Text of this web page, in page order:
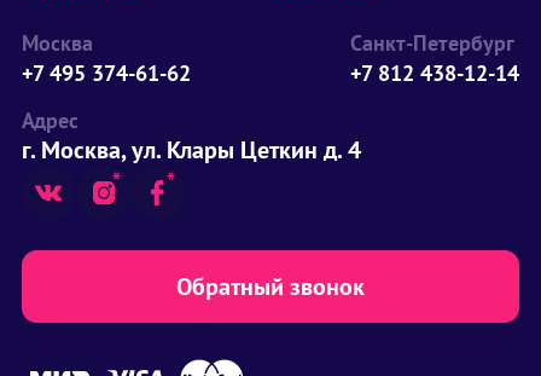
Москва
+7 495 374-61-62
Санкт-Петербург
+7 812 438-12-14
Адрес
г. Москва, ул. Клары Цеткин д. 4
Обратный звонок